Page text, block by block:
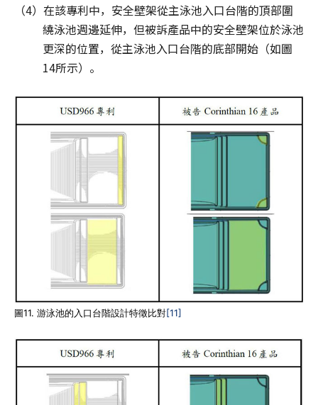
（4）在該專利中，安全壁架從主泳池入口台階的頂部圍
繞泳池週邊延伸，但被訴產品中的安全壁架位於泳池
更深的位置，從主泳池入口台階的底部開始（如圖
14所示）。
圖11. 游泳池的入口台階設計特徵比對[11]